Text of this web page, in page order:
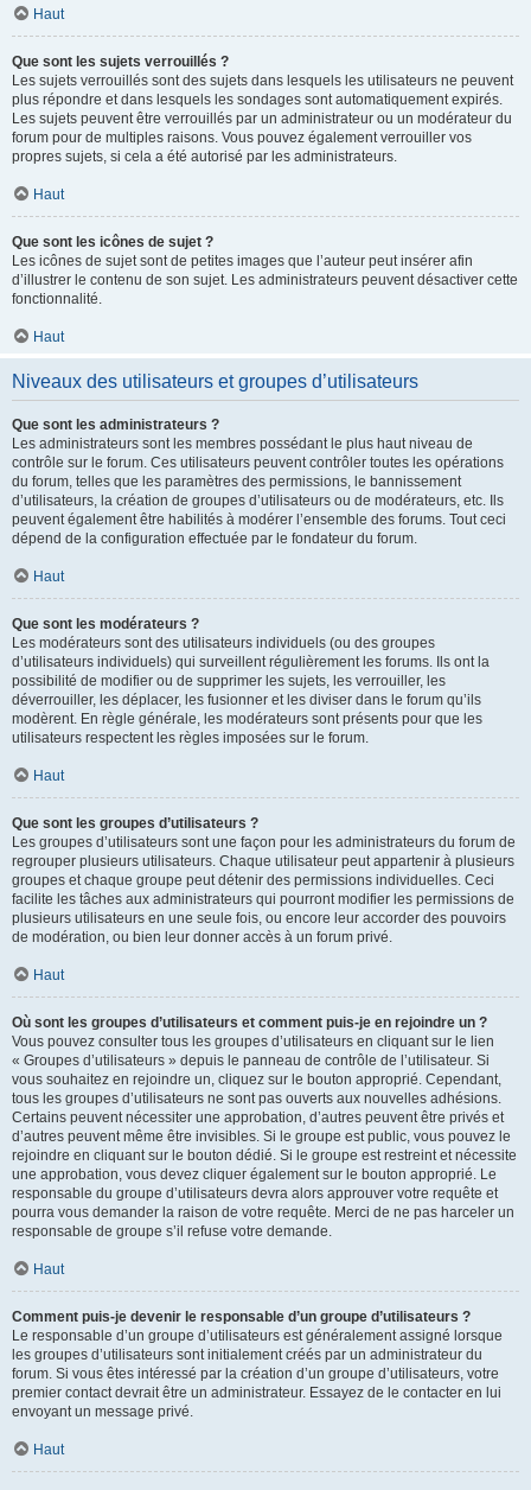
Haut
Que sont les sujets verrouillés ?
Les sujets verrouillés sont des sujets dans lesquels les utilisateurs ne peuvent
plus répondre et dans lesquels les sondages sont automatiquement expirés.
Les sujets peuvent être verrouillés par un administrateur ou un modérateur du
forum pour de multiples raisons. Vous pouvez également verrouiller vos
propres sujets, si cela a été autorisé par les administrateurs.
Haut
Que sont les icônes de sujet ?
Les icônes de sujet sont de petites images que l’auteur peut insérer afin
d’illustrer le contenu de son sujet. Les administrateurs peuvent désactiver cette
fonctionnalité.
Haut
Niveaux des utilisateurs et groupes d’utilisateurs
Que sont les administrateurs ?
Les administrateurs sont les membres possédant le plus haut niveau de
contrôle sur le forum. Ces utilisateurs peuvent contrôler toutes les opérations
du forum, telles que les paramètres des permissions, le bannissement
d’utilisateurs, la création de groupes d’utilisateurs ou de modérateurs, etc. Ils
peuvent également être habilités à modérer l’ensemble des forums. Tout ceci
dépend de la configuration effectuée par le fondateur du forum.
Haut
Que sont les modérateurs ?
Les modérateurs sont des utilisateurs individuels (ou des groupes
d’utilisateurs individuels) qui surveillent régulièrement les forums. Ils ont la
possibilité de modifier ou de supprimer les sujets, les verrouiller, les
déverrouiller, les déplacer, les fusionner et les diviser dans le forum qu’ils
modèrent. En règle générale, les modérateurs sont présents pour que les
utilisateurs respectent les règles imposées sur le forum.
Haut
Que sont les groupes d’utilisateurs ?
Les groupes d’utilisateurs sont une façon pour les administrateurs du forum de
regrouper plusieurs utilisateurs. Chaque utilisateur peut appartenir à plusieurs
groupes et chaque groupe peut détenir des permissions individuelles. Ceci
facilite les tâches aux administrateurs qui pourront modifier les permissions de
plusieurs utilisateurs en une seule fois, ou encore leur accorder des pouvoirs
de modération, ou bien leur donner accès à un forum privé.
Haut
Où sont les groupes d’utilisateurs et comment puis-je en rejoindre un ?
Vous pouvez consulter tous les groupes d’utilisateurs en cliquant sur le lien
« Groupes d’utilisateurs » depuis le panneau de contrôle de l’utilisateur. Si
vous souhaitez en rejoindre un, cliquez sur le bouton approprié. Cependant,
tous les groupes d’utilisateurs ne sont pas ouverts aux nouvelles adhésions.
Certains peuvent nécessiter une approbation, d’autres peuvent être privés et
d’autres peuvent même être invisibles. Si le groupe est public, vous pouvez le
rejoindre en cliquant sur le bouton dédié. Si le groupe est restreint et nécessite
une approbation, vous devez cliquer également sur le bouton approprié. Le
responsable du groupe d’utilisateurs devra alors approuver votre requête et
pourra vous demander la raison de votre requête. Merci de ne pas harceler un
responsable de groupe s’il refuse votre demande.
Haut
Comment puis-je devenir le responsable d’un groupe d’utilisateurs ?
Le responsable d’un groupe d’utilisateurs est généralement assigné lorsque
les groupes d’utilisateurs sont initialement créés par un administrateur du
forum. Si vous êtes intéressé par la création d’un groupe d’utilisateurs, votre
premier contact devrait être un administrateur. Essayez de le contacter en lui
envoyant un message privé.
Haut